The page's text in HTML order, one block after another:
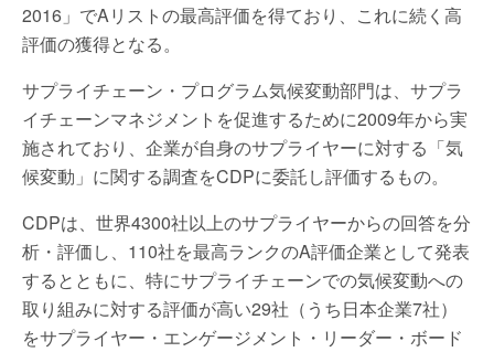
2016」でAリストの最高評価を得ており、これに続く高
評価の獲得となる。
サプライチェーン・プログラム気候変動部門は、サプラ
イチェーンマネジメントを促進するために2009年から実
施されており、企業が自身のサプライヤーに対する「気
候変動」に関する調査をCDPに委託し評価するもの。
CDPは、世界4300社以上のサプライヤーからの回答を分
析・評価し、110社を最高ランクのA評価企業として発表
するとともに、特にサプライチェーンでの気候変動への
取り組みに対する評価が高い29社（うち日本企業7社）
をサプライヤー・エンゲージメント・リーダー・ボード